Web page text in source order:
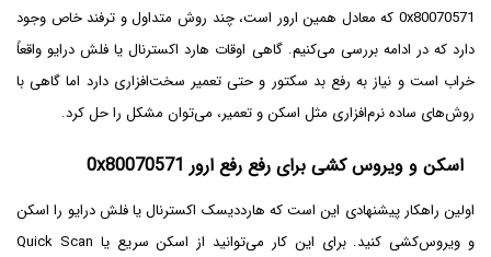
0x80070571 که معادل همین ارور است، چند روش متداول و ترفند خاص وجود
دارد که در ادامه بررسی می‌کنیم. گاهی اوقات هارد اکسترنال یا فلش درایو واقعاً
خراب است و نیاز به رفع بد سکتور و حتی تعمیر سخت‌افزاری دارد اما گاهی با
روش‌های ساده نرم‌افزاری مثل اسکن و تعمیر، می‌توان مشکل را حل کرد.
اسکن و ویروس کشی برای رفع رفع ارور 0x80070571
اولین راهکار پیشنهادی این است که هارددیسک اکسترنال یا فلش درایو را اسکن
و ویروس‌کشی کنید. برای این کار می‌توانید از اسکن سریع یا Quick Scan